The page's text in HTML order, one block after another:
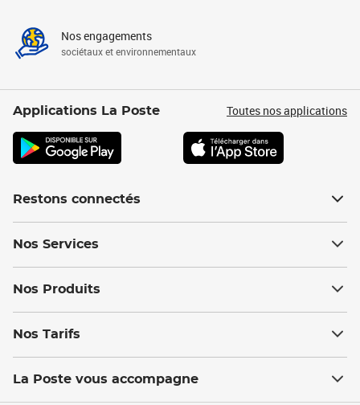
Nos engagements
sociétaux et environnementaux
Applications La Poste Toutes nos applications
Restons connectés
Nos Services
Nos Produits
Nos Tarifs
La Poste vous accompagne